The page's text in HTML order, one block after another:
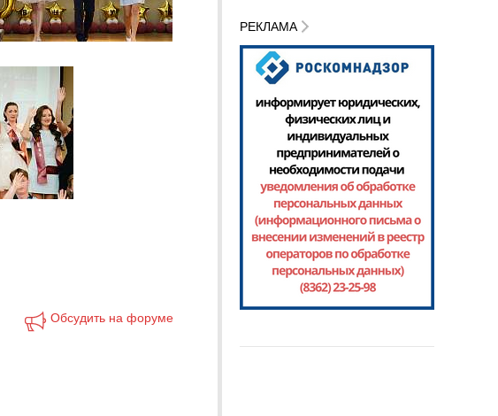
Обсудить на форуме
РЕКЛАМА